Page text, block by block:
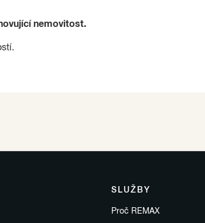
nemovitost.
SLUŽBY
Proč REMAX